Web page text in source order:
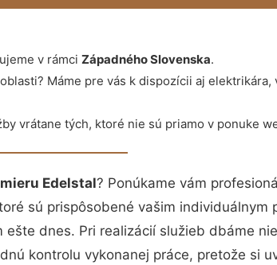
v rámci Západného Slovenska.
Máme pre vás k dispozícii aj elektrikára,
vrátane tých, ktoré nie sú priamo v ponuke
Edelstal? Ponúkame vám
sú prispôsobené vašim individuálnym
ešte dnes. Pri realizácií služieb dbáme
kontrolu vykonanej práce, pretože si